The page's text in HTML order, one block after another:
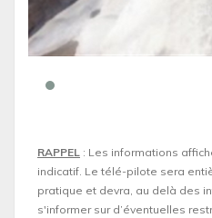
RAPPEL : Les informations
indicatif. Le télé-pilote sera
pratique et devra, au delà des
s'informer sur d’éventuelles